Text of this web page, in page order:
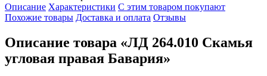
Описание Характеристики С этим товаром покупают
Похожие товары Доставка и оплата Отзывы
Описание товара «ЛД 264.010 Скамья
угловая правая Бавария»